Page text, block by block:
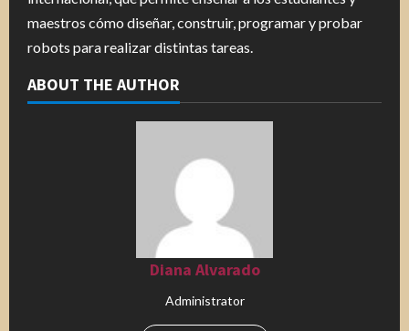
maestros cómo diseñar, construir, programar y probar
robots para realizar distintas tareas.
ABOUT THE AUTHOR
Diana Alvarado
Administrator